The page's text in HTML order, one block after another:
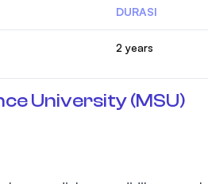
DURASI
2 years
University (MSU)